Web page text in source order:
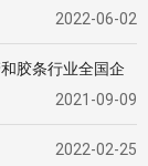
2022-06-02
胶条行业全国企
2021-09-09
2022-02-25